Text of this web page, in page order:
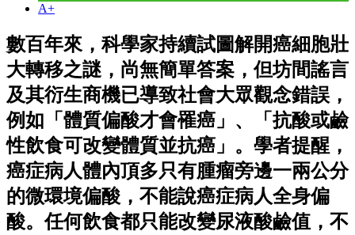
A+
數百年來，科學家持續試圖解開癌細胞壯
大轉移之謎，尚無簡單答案，但坊間謠言
及其衍生商機已導致社會大眾觀念錯誤，
例如「體質偏酸才會罹癌」、「抗酸或鹼
性飲食可改變體質並抗癌」。學者提醒，
癌症病人體內頂多只有腫瘤旁邊一兩公分
的微環境偏酸，不能說癌症病人全身偏
酸。任何飲食都只能改變尿液酸鹼值，不